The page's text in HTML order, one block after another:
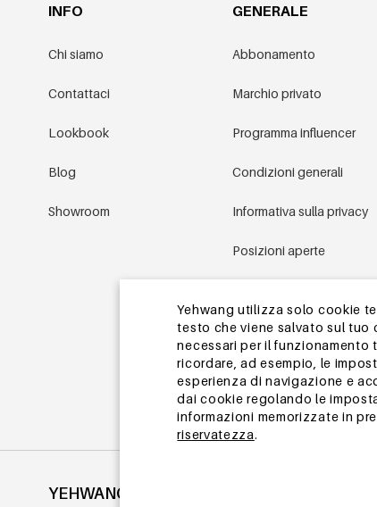
Yehwang utilizza solo cookie
testo che viene salvato sul tuo
necessari per il
ricordare, ad esempio, le
esperienza di navigazione e
dai cookie regolando le
informazioni memorizzate in
riservatezza.
INFO
Chi siamo
Contattaci
Lookbook
Blog
Showroom
GENERALE
Abbonamento
Marchio privato
Programma influencer
Condizioni generali
Informativa sulla privacy
Posizioni aperte
Mappa del sito
YEHWANG